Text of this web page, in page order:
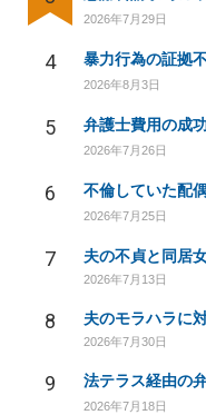
2026年7月29日
4
2026年8月3日
5
2026年7月26日
6 不倫していた配
2026年7月25日
7
2026年7月13日
8
2026年7月30日
9
2026年7月18日